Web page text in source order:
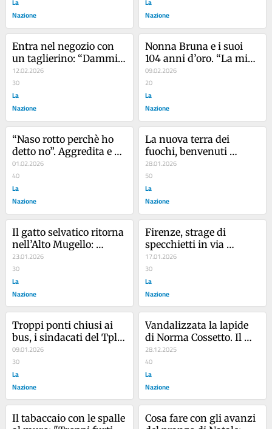
Nazione
Nazione
Entra nel negozio con
un taglierino: “Dammi
quello che c'è in cassa”.
Rapina a Firenze, paura
in via del Pollaiolo
12.02.2026
30
La
Nazione
Nonna Bruna e i suoi
104 anni d’oro. “La mia
Firenze lunga un
secolo”
09.02.2026
20
La
Nazione
“Naso rotto perchè ho
detto no”. Aggredita e
picchiata alla stazione:
“Due angeli mi hanno
salvata”
01.02.2026
40
La
Nazione
La nuova terra dei
fuochi, benvenuti
all’hotel Indiano. Vite
tra baracche e rifiuti. Il
rione: “Qui è il far west”
28.01.2026
50
La
Nazione
Il gatto selvatico ritorna
nell’Alto Mugello:
documentata con foto la
presenza
23.01.2026
30
La
Nazione
Firenze, strage di
specchietti in via
Pisana, la rabbia dei
residenti
17.01.2026
30
La
Nazione
Troppi ponti chiusi ai
bus, i sindacati del Tpl
scrivono al Comune
09.01.2026
30
La
Nazione
Vandalizzata la lapide
di Norma Cossetto. Il
Comitato 10 Febbraio: "È
un oltraggio"
28.12.2025
40
La
Nazione
Il tabaccaio con le spalle
Cosa fare con gli avanzi